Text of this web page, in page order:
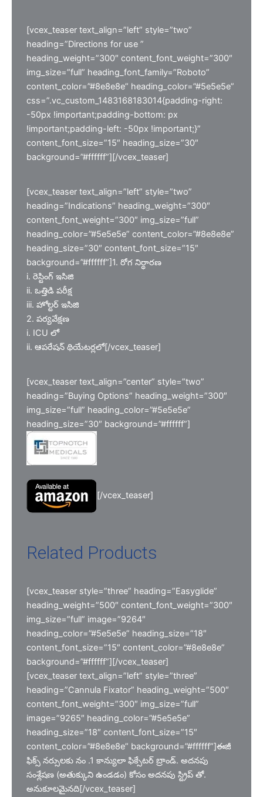
[vcex_teaser text_align=”left” style=”two”
heading=”Directions for use ”
heading_weight=”300″ content_font_weight=”300″
img_size=”full” heading_font_family=”Roboto”
content_color=”#8e8e8e” heading_color=”#5e5e5e”
css=”.vc_custom_1483168183014{padding-right:
-50px !important;padding-bottom: px
!important;padding-left: -50px !important;}”
content_font_size=”15″ heading_size=”30″
background=”#ffffff”][/vcex_teaser]
[vcex_teaser text_align=”left” style=”two”
heading=”Indications” heading_weight=”300″
content_font_weight=”300″ img_size=”full”
heading_color=”#5e5e5e” content_color=”#8e8e8e”
heading_size=”30″ content_font_size=”15″
background=”#ffffff”]1. రోగ నిర్థారణ
i. రెస్టింగ్ ఇసిజి
ii. ఒత్తిడి పరీక్ష
iii. హోల్టర్ ఇసిజి
2. పర్యవేక్షణ
i. ICU లో
ii. ఆపరేషన్ థియేటర్లలో[/vcex_teaser]
[vcex_teaser text_align=”center” style=”two”
heading=”Buying Options” heading_weight=”300″
img_size=”full” heading_color=”#5e5e5e”
heading_size=”30″ background=”#ffffff”]
[/vcex_teaser]
Related Products
[vcex_teaser style=”three” heading=”Easyglide”
heading_weight=”500″ content_font_weight=”300″
img_size=”full” image=”9264″
heading_color=”#5e5e5e” heading_size=”18″
content_font_size=”15″ content_color=”#8e8e8e”
background=”#ffffff”][/vcex_teaser]
[vcex_teaser text_align=”left” style=”three”
heading=”Cannula Fixator” heading_weight=”500″
content_font_weight=”300″ img_size=”full”
image=”9265″ heading_color=”#5e5e5e”
heading_size=”18″ content_font_size=”15″
content_color=”#8e8e8e” background=”#ffffff”]ఈజీ
ఫిక్స్ నర్సులకు నం .1 కాన్యులా ఫిక్సేటర్ బ్రాండ్. అదనపు
సంశ్లేషణ (అతుక్కుని ఉండడం) కోసం అదనపు స్ట్రిప్ తో.
అనుకూలమైనది[/vcex_teaser]